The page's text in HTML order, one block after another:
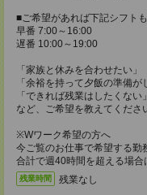
■ご希望があれば下記シフトも
早番 7:00～16:00
遅番 10:00～19:00
「家族と休みを合わせたい」
「余裕を持って夕飯の準備が
「できれば残業はしたくない」
など、ご希望を教えてくださ
※Wワーク希望の方へ
今ご覧のお仕事で希望する勤
合計で週40時間を超える場合
残業時間 残業なし